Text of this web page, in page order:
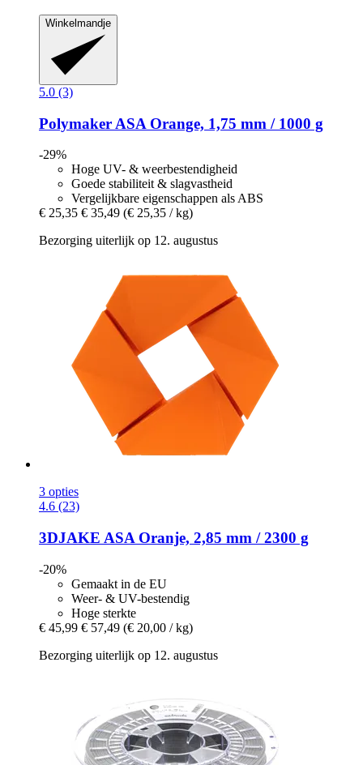
Winkelmandje
5.0 (3)
Polymaker ASA Orange, 1,75 mm / 1000 g
-29%
Hoge UV- & weerbestendigheid
Goede stabiliteit & slagvastheid
Vergelijkbare eigenschappen als ABS
€ 25,35 € 35,49 (€ 25,35 / kg)
Bezorging uiterlijk op 12. augustus
3 opties
4.6 (23)
3DJAKE ASA Oranje, 2,85 mm / 2300 g
-20%
Gemaakt in de EU
Weer- & UV-bestendig
Hoge sterkte
€ 45,99 € 57,49 (€ 20,00 / kg)
Bezorging uiterlijk op 12. augustus